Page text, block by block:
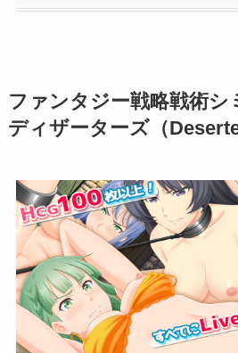
ファンタジー戦略戦術シ
ディザーターズ（